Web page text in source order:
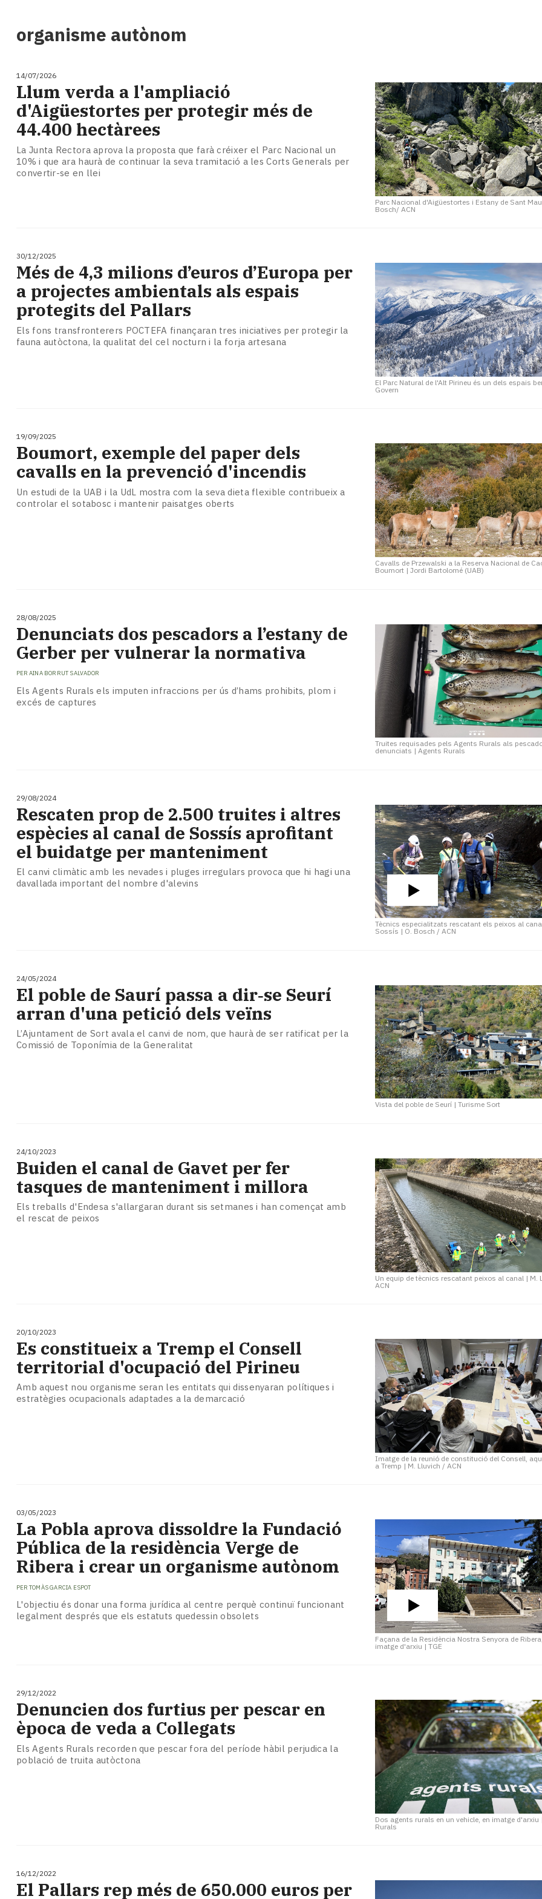
Cultura
tant!
TV
i
mitjans
El
temps
Reportatges
Entrevistes
teva!
Subscriptors
La
newsletter
del
Pallars
Contingut
organisme autònom
14/07/2026
Parc Nacional d'Aigüestortes i Estany de Sant
Bosch/ ACN
Llum verda a l'ampliació
d'Aigüestortes per protegir més de
44.400 hectàrees
La Junta Rectora aprova la proposta que farà créixer el Parc Nacional un
10% i que ara haurà de continuar la seva tramitació a les Corts Generals per
convertir-se en llei
30/12/2025
El Parc Natural de l'Alt Pirineu és un dels espais
Govern
Més de 4,3 milions d’euros d’Europa per
a projectes ambientals als espais
protegits del Pallars
Els fons transfronterers POCTEFA finançaran tres iniciatives per protegir la
fauna autòctona, la qualitat del cel nocturn i la forja artesana
19/09/2025
Cavalls de Przewalski a la Reserva Nacional de
Boumort |Jordi Bartolomé (UAB)
Boumort, exemple del paper dels
cavalls en la prevenció d'incendis
Un estudi de la UAB i la UdL mostra com la seva dieta flexible contribueix a
controlar el sotabosc i mantenir paisatges oberts
28/08/2025
Truites requisades pels Agents Rurals als
denunciats |Agents Rurals
Denunciats dos pescadors a l’estany de
Gerber per vulnerar la normativa
PER AINA BORRUT SALVADOR
Els Agents Rurals els imputen infraccions per ús d’hams prohibits, plom i
excés de captures
29/08/2024
Tècnics especialitzats rescatant els peixos al
Sossís | O. Bosch / ACN
Rescaten prop de 2.500 truites i altres
espècies al canal de Sossís aprofitant
el buidatge per manteniment
El canvi climàtic amb les nevades i pluges irregulars provoca que hi hagi una
davallada important del nombre d'alevins
24/05/2024
Vista del poble de Seurí |Turisme Sort
El poble de Saurí passa a dir‑se Seurí
arran d'una petició dels veïns
L’Ajuntament de Sort avala el canvi de nom, que haurà de ser ratificat per la
Comissió de Toponímia de la Generalitat
24/10/2023
Un equip de tècnics rescatant peixos al canal | M.
ACN
Buiden el canal de Gavet per fer
tasques de manteniment i millora
Els treballs d'Endesa s'allargaran durant sis setmanes i han començat amb
el rescat de peixos
20/10/2023
Imatge de la reunió de constitució del Consell,
a Tremp | M. Lluvich / ACN
Es constitueix a Tremp el Consell
territorial d'ocupació del Pirineu
Amb aquest nou organisme seran les entitats qui dissenyaran polítiques i
estratègies ocupacionals adaptades a la demarcació
03/05/2023
Façana de la Residència Nostra Senyora de
imatge d'arxiu |TGE
La Pobla aprova dissoldre la Fundació
Pública de la residència Verge de
Ribera i crear un organisme autònom
PER TOMÀS GARCIA ESPOT
L'objectiu és donar una forma jurídica al centre perquè continuï funcionant
legalment després que els estatuts quedessin obsolets
29/12/2022
Dos agents rurals en un vehicle, en imatge d'arxiu
Rurals
Denuncien dos furtius per pescar en
època de veda a Collegats
Els Agents Rurals recorden que pescar fora del període hàbil perjudica la
població de truita autòctona
16/12/2022
El Pallars rep més de 650.000 euros per